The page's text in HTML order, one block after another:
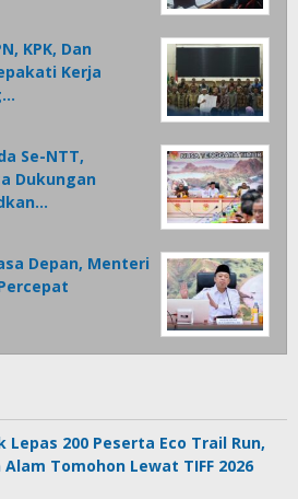
KPK, Dan
Kerja
Se-NTT,
Dukungan
Depan, Menteri
Lepas 200 Peserta Eco Trail Run,
Tomohon Lewat TIFF 2026